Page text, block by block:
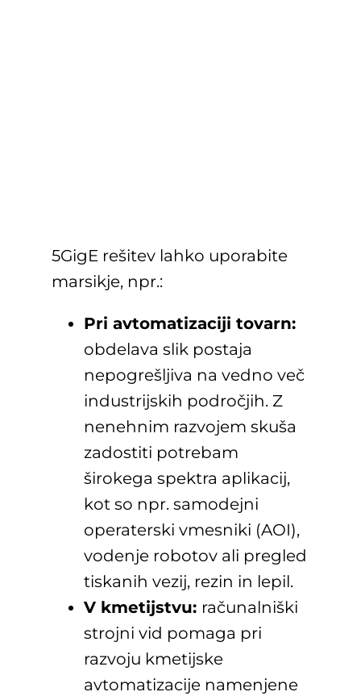
5GigE rešitev lahko uporabite
marsikje, npr.:
Pri avtomatizaciji tovarn:
obdelava slik postaja
nepogrešljiva na vedno več
industrijskih področjih. Z
nenehnim razvojem skuša
zadostiti potrebam
širokega spektra aplikacij,
kot so npr. samodejni
operaterski vmesniki (AOI),
vodenje robotov ali pregled
tiskanih vezij, rezin in lepil.
V kmetijstvu: računalniški
strojni vid pomaga pri
razvoju kmetijske
avtomatizacije namenjene